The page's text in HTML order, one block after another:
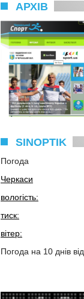
АРХІВ
SINOPTIK
Погода
Черкаси
вологість:
тиск:
вітер:
Погода на 10 днів від